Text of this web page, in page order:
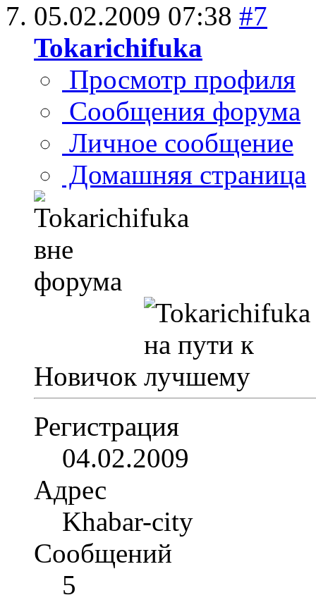
05.02.2009 07:38 #7
Tokarichifuka
Просмотр профиля
Сообщения форума
Личное сообщение
Домашняя страница
Новичок
Регистрация
04.02.2009
Адрес
Khabar-city
Сообщений
5